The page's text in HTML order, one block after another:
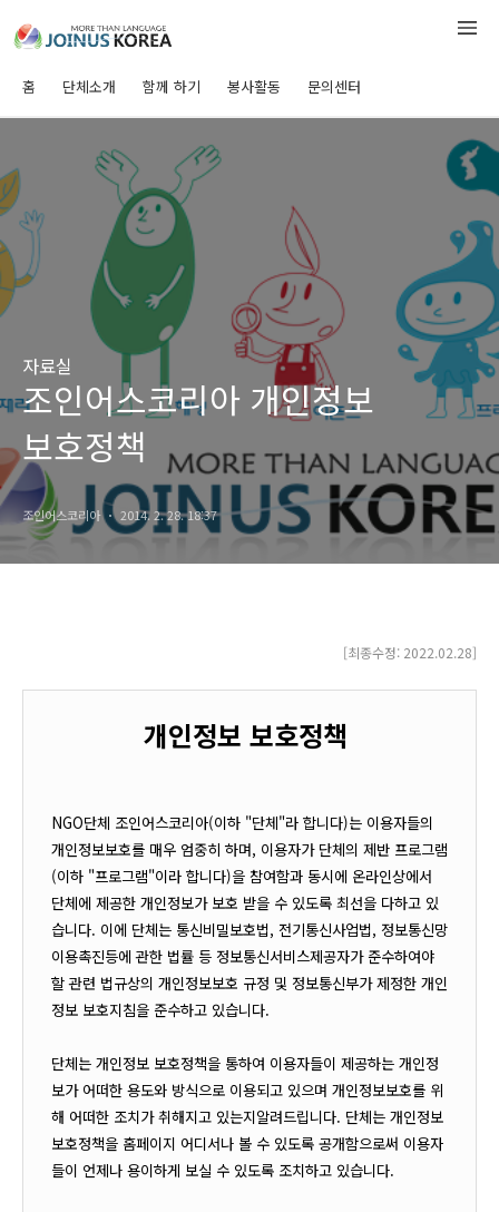
홈 단체소개 함께 하기 봉사활동 문의센터
자료실
조인어스코리아 개인정보
보호정책
조인어스코리아 2014. 2. 28. 18:37
[최종수정: 2022.02.28]
개인정보 보호정책
NGO단체 조인어스코리아(이하 "단체"라 합니다)는 이용자들의
개인정보보호를 매우 엄중히 하며, 이용자가 단체의 제반 프로그램
(이하 "프로그램"이라 합니다)을 참여함과 동시에 온라인상에서
단체에 제공한 개인정보가 보호 받을 수 있도록 최선을 다하고 있
습니다. 이에 단체는 통신비밀보호법, 전기통신사업법, 정보통신망
이용촉진등에 관한 법률 등 정보통신서비스제공자가 준수하여야
할 관련 법규상의 개인정보보호 규정 및 정보통신부가 제정한 개인
정보 보호지침을 준수하고 있습니다.
단체는 개인정보 보호정책을 통하여 이용자들이 제공하는 개인정
보가 어떠한 용도와 방식으로 이용되고 있으며 개인정보보호를 위
해 어떠한 조치가 취해지고 있는지알려드립니다. 단체는 개인정보
보호정책을 홈페이지 어디서나 볼 수 있도록 공개함으로써 이용자
들이 언제나 용이하게 보실 수 있도록 조치하고 있습니다.